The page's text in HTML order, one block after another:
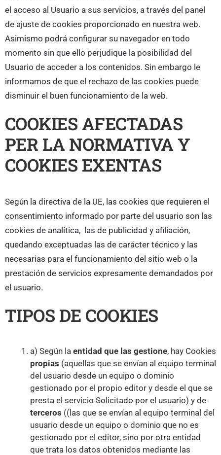
el acceso al Usuario a sus servicios, a través del panel
de ajuste de cookies proporcionado en nuestra web.
Asimismo podrá configurar su navegador en todo
momento sin que ello perjudique la posibilidad del
Usuario de acceder a los contenidos. Sin embargo le
informamos de que el rechazo de las cookies puede
disminuir el buen funcionamiento de la web.
COOKIES AFECTADAS
PER LA NORMATIVA Y
COOKIES EXENTAS
Según la directiva de la UE, las cookies que requieren el
consentimiento informado por parte del usuario son las
cookies de analítica, las de publicidad y afiliación,
quedando exceptuadas las de carácter técnico y las
necesarias para el funcionamiento del sitio web o la
prestación de servicios expresamente demandados por
el usuario.
TIPOS DE COOKIES
a) Según la entidad que las gestione, hay Cookies
propias (aquellas que se envían al equipo terminal
del usuario desde un equipo o dominio
gestionado por el propio editor y desde el que se
presta el servicio Solicitado por el usuario) y de
terceros ((las que se envían al equipo terminal del
usuario desde un equipo o dominio que no es
gestionado por el editor, sino por otra entidad
que trata los datos obtenidos mediante las